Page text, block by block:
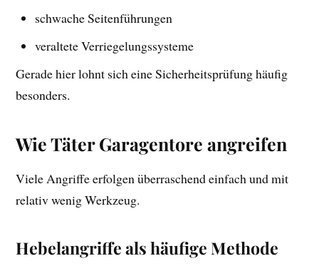
schwache Seitenführungen
veraltete Verriegelungssysteme
Gerade hier lohnt sich eine Sicherheitsprüfung häufig
besonders.
Wie Täter Garagentore angreifen
Viele Angriffe erfolgen überraschend einfach und mit
relativ wenig Werkzeug.
Hebelangriffe als häufige Methode